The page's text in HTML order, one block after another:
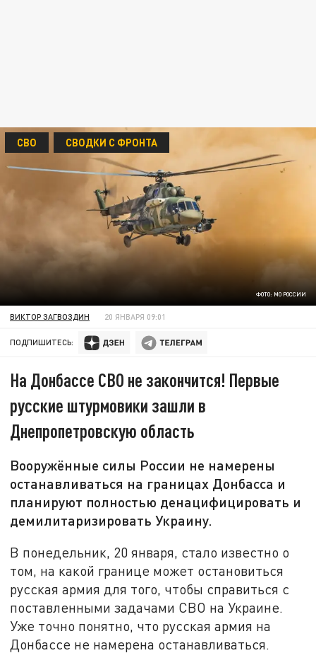
ФОТО: МО РОССИИ
СВО СВОДКИ С ФРОНТА
ВИКТОР ЗАГВОЗДИН 20 ЯНВАРЯ 09:01
ПОДПИШИТЕСЬ:
На Донбассе СВО не закончится! Первые
русские штурмовики зашли в
Днепропетровскую область
Вооружённые силы России не намерены
останавливаться на границах Донбасса и
планируют полностью денацифицировать и
демилитаризировать Украину.
В понедельник, 20 января, стало известно о
том, на какой границе может остановиться
русская армия для того, чтобы справиться с
поставленными задачами СВО на Украине.
Уже точно понятно, что русская армия на
Донбассе не намерена останавливаться.